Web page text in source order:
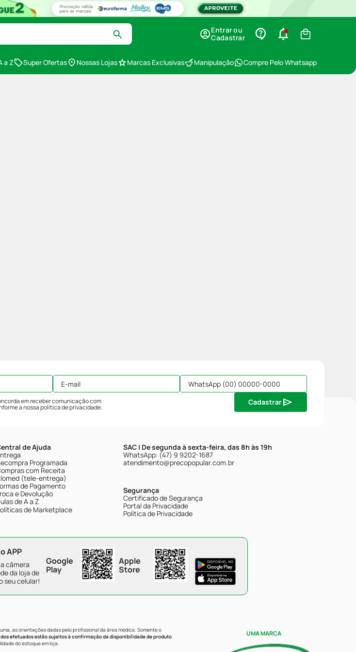
Entrar ou
Cadastrar
a Z Super Ofertas Nossas Lojas Marcas Exclusivas Manipulação Compre Pelo Whatsapp
em receber comunicação com
a nossapolítica de privacidade.
Cadastrar
de Ajuda
Programada
com Receita
(tele-entrega)
de Pagamento
e Devolução
de A a Z
de Marketplace
SAC | De segunda à sexta-feira, das 8h às 19h
WhatsApp: (47) 9 9202-1687
atendimento@precopopular.com.br
Segurança
Certificado de Segurança
Portal da Privacidade
Política de Privacidade
APP
câmera
da loja de
seu celular!
Google
Play
Apple
Store
as orientações dadas pelo profissional da área médica. Somente o
efetuados estão sujeitos à confirmação da disponibilidade de produto
do estoque em loja.
UMA MARCA